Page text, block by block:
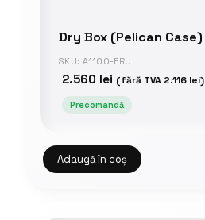
Dry Box (Pelican Case)
SKU: A1100-FRU
2.560 lei (fără TVA 2.116 lei)
Precomandă
Adaugă în coș